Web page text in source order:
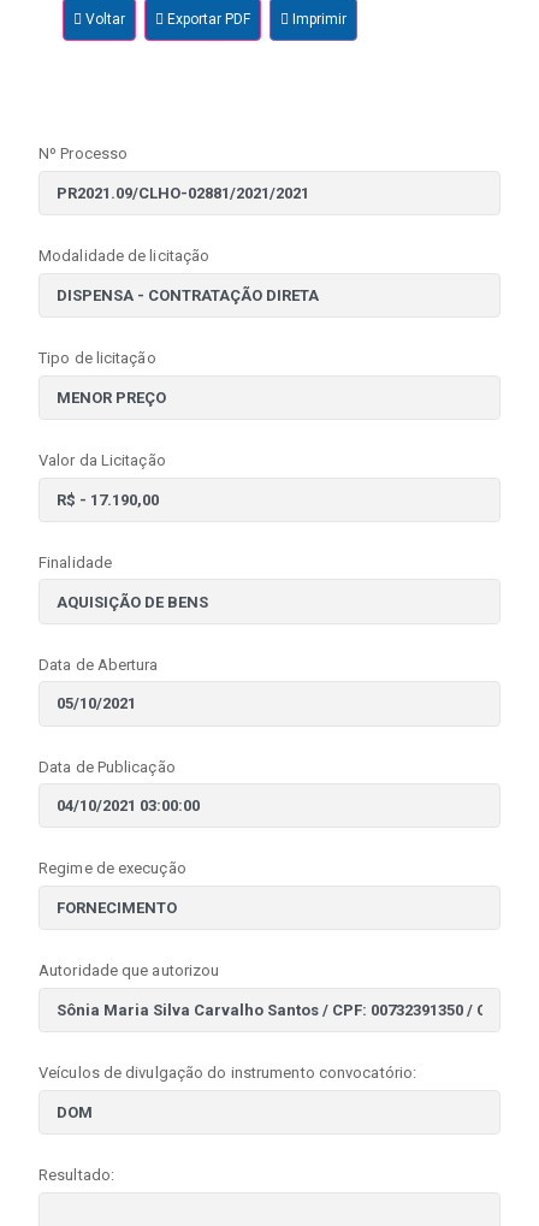
Voltar Exportar PDF Imprimir
Nº Processo
Modalidade de licitação
Tipo de licitação
Valor da Licitação
Finalidade
Data de Abertura
Data de Publicação
Regime de execução
Autoridade que autorizou
Veículos de divulgação do instrumento convocatório:
Resultado: